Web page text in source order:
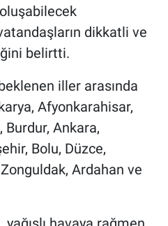
dikkatli ve
belirtti.
iller arasında
Afyonkarahisar,
Burdur, Ankara,
Bolu, Düzce,
Ardahan ve